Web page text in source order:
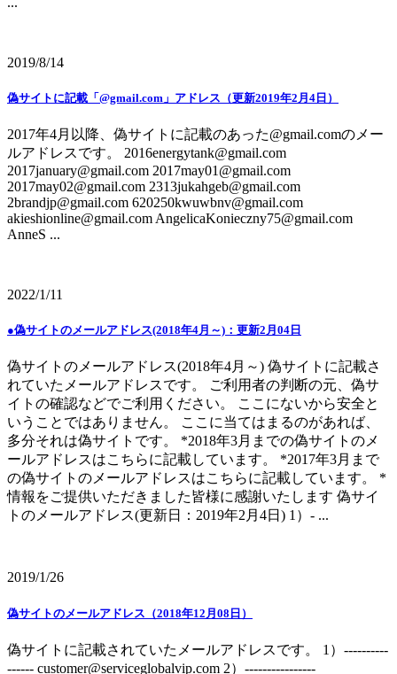
2019/8/14
偽サイトに記載「@gmail.com」アドレス（更新2019年2月4日）
2017年4月以降、偽サイトに記載のあった@gmail.comのメー
ルアドレスです。 2016energytank@gmail.com
2017january@gmail.com 2017may01@gmail.com
2017may02@gmail.com 2313jukahgeb@gmail.com
2brandjp@gmail.com 620250kwuwbnv@gmail.com
akieshionline@gmail.com AngelicaKonieczny75@gmail.com
AnneS ...
2022/1/11
●偽サイトのメールアドレス(2018年4月～)：更新2月04日
偽サイトのメールアドレス(2018年4月～) 偽サイトに記載さ
れていたメールアドレスです。 ご利用者の判断の元、偽サ
イトの確認などでご利用ください。 ここにないから安全と
いうことではありません。 ここに当てはまるのがあれば、
多分それは偽サイトです。 *2018年3月までの偽サイトのメ
ールアドレスはこちらに記載しています。 *2017年3月まで
の偽サイトのメールアドレスはこちらに記載しています。 *
情報をご提供いただきました皆様に感謝いたします 偽サイ
トのメールアドレス(更新日：2019年2月4日) 1）- ...
2019/1/26
偽サイトのメールアドレス（2018年12月08日）
偽サイトに記載されていたメールアドレスです。 1）----------
------ customer@serviceglobalvip.com 2）----------------